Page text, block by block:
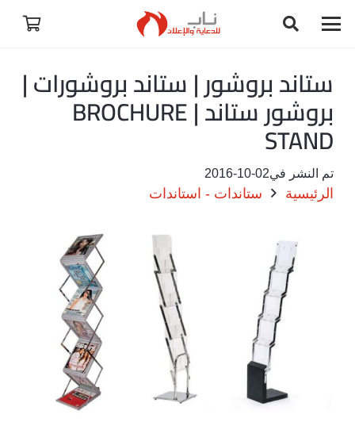
ستاند بروشور | ستاند بروشورات |
بروشور ستاند | BROCHURE
STAND
تم النشر في2016-10-02
الرئيسية ستاندات - استاندات